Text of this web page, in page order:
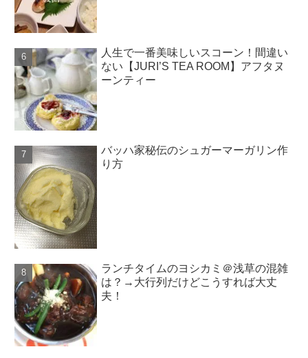
人生で一番美味しいスコーン！間違い
ない【JURI’S TEA ROOM】アフタヌ
ーンティー
バッハ家秘伝のシュガーマーガリン作
り方
ランチタイムのヨシカミ＠浅草の混雑
は？→大行列だけどこうすれば大丈
夫！